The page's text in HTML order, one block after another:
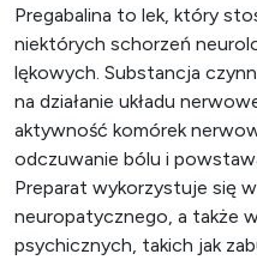
Pregabalina to lek, który
niektórych schorzeń
lękowych. Substancja
na działanie układu
aktywność komórek
odczuwanie bólu i
Preparat wykorzystuje się
neuropatycznego, a także
psychicznych, takich jak